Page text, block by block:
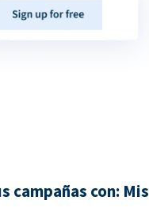
campañas con: Mis